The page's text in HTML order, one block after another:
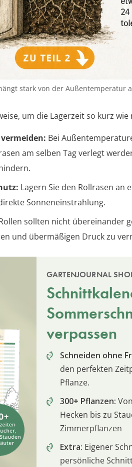
stark von der Außentemperatur
um die Lagerzeit so kurz
Bei
am selben Tag verlegt
Lagern Sie den Rollrasen an
Sonneneinstrahlung.
sollten nicht übereinander
und übermäßigen Druck zu
GARTENJOURNAL
verpassen
Schneiden ohne
den perfekten
Pflanze.
300+ Pflanzen:
Hecken bis zu
Zimmerpflanzen
Extra: Eigener
persönliche